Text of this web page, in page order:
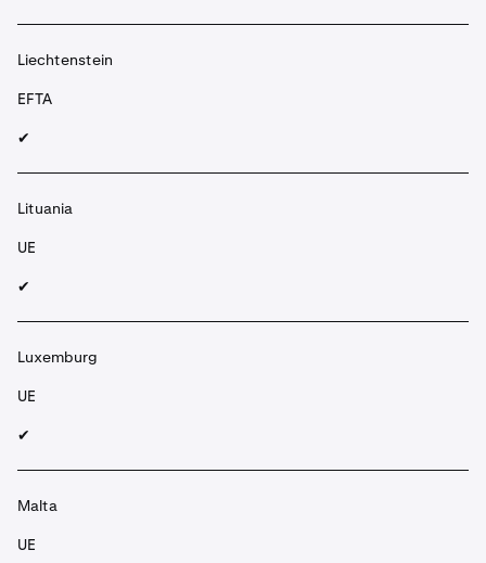
Liechtenstein
EFTA
✔︎
Lituania
UE
✔︎
Luxemburg
UE
✔︎
Malta
UE